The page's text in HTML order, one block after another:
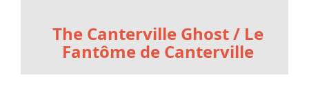
The Canterville Ghost / Le
Fantôme de Canterville